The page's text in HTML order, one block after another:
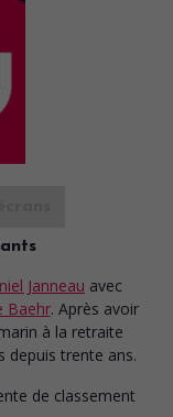
Janneau avec
Baehr. Après avoir
à la retraite
depuis trente ans.